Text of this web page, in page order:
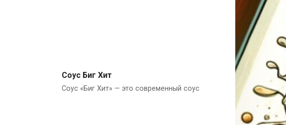
Майонез
Соус Биг Хит
Соус «Биг Хит» — это современный соус